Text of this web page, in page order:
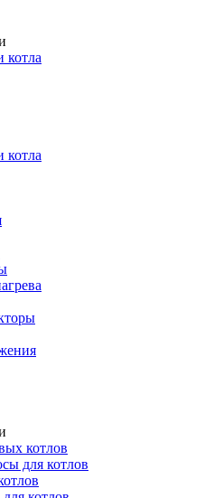
котла
котла
котлов
для котлов